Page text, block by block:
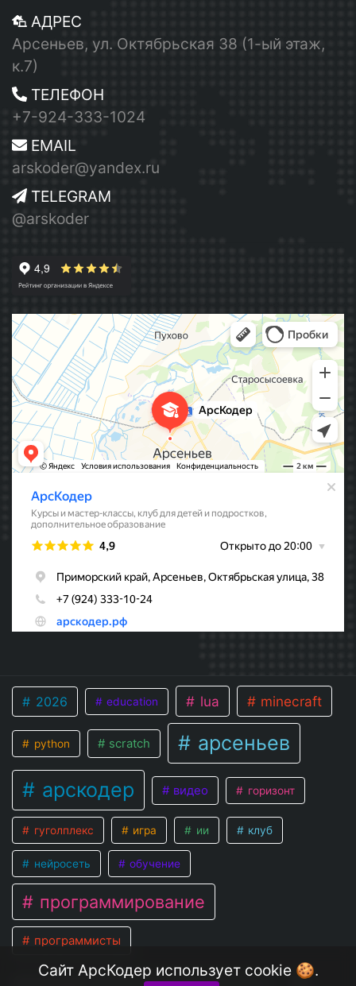
АДРЕС
Арсеньев, ул. Октябрьская 38 (1-ый этаж,
к.7)
ТЕЛЕФОН
+7-924-333-1024
EMAIL
arskoder@yandex.ru
TELEGRAM
@arskoder
2026 education lua minecraft
python scratch
арсеньев
арскодер
видео горизонт
гуголплекс игра ии клуб
нейросеть обучение
программирование
программисты
АрсКодер (Клуб-Программистов в ©
Сайт АрсКодер использует cookie 🍪.